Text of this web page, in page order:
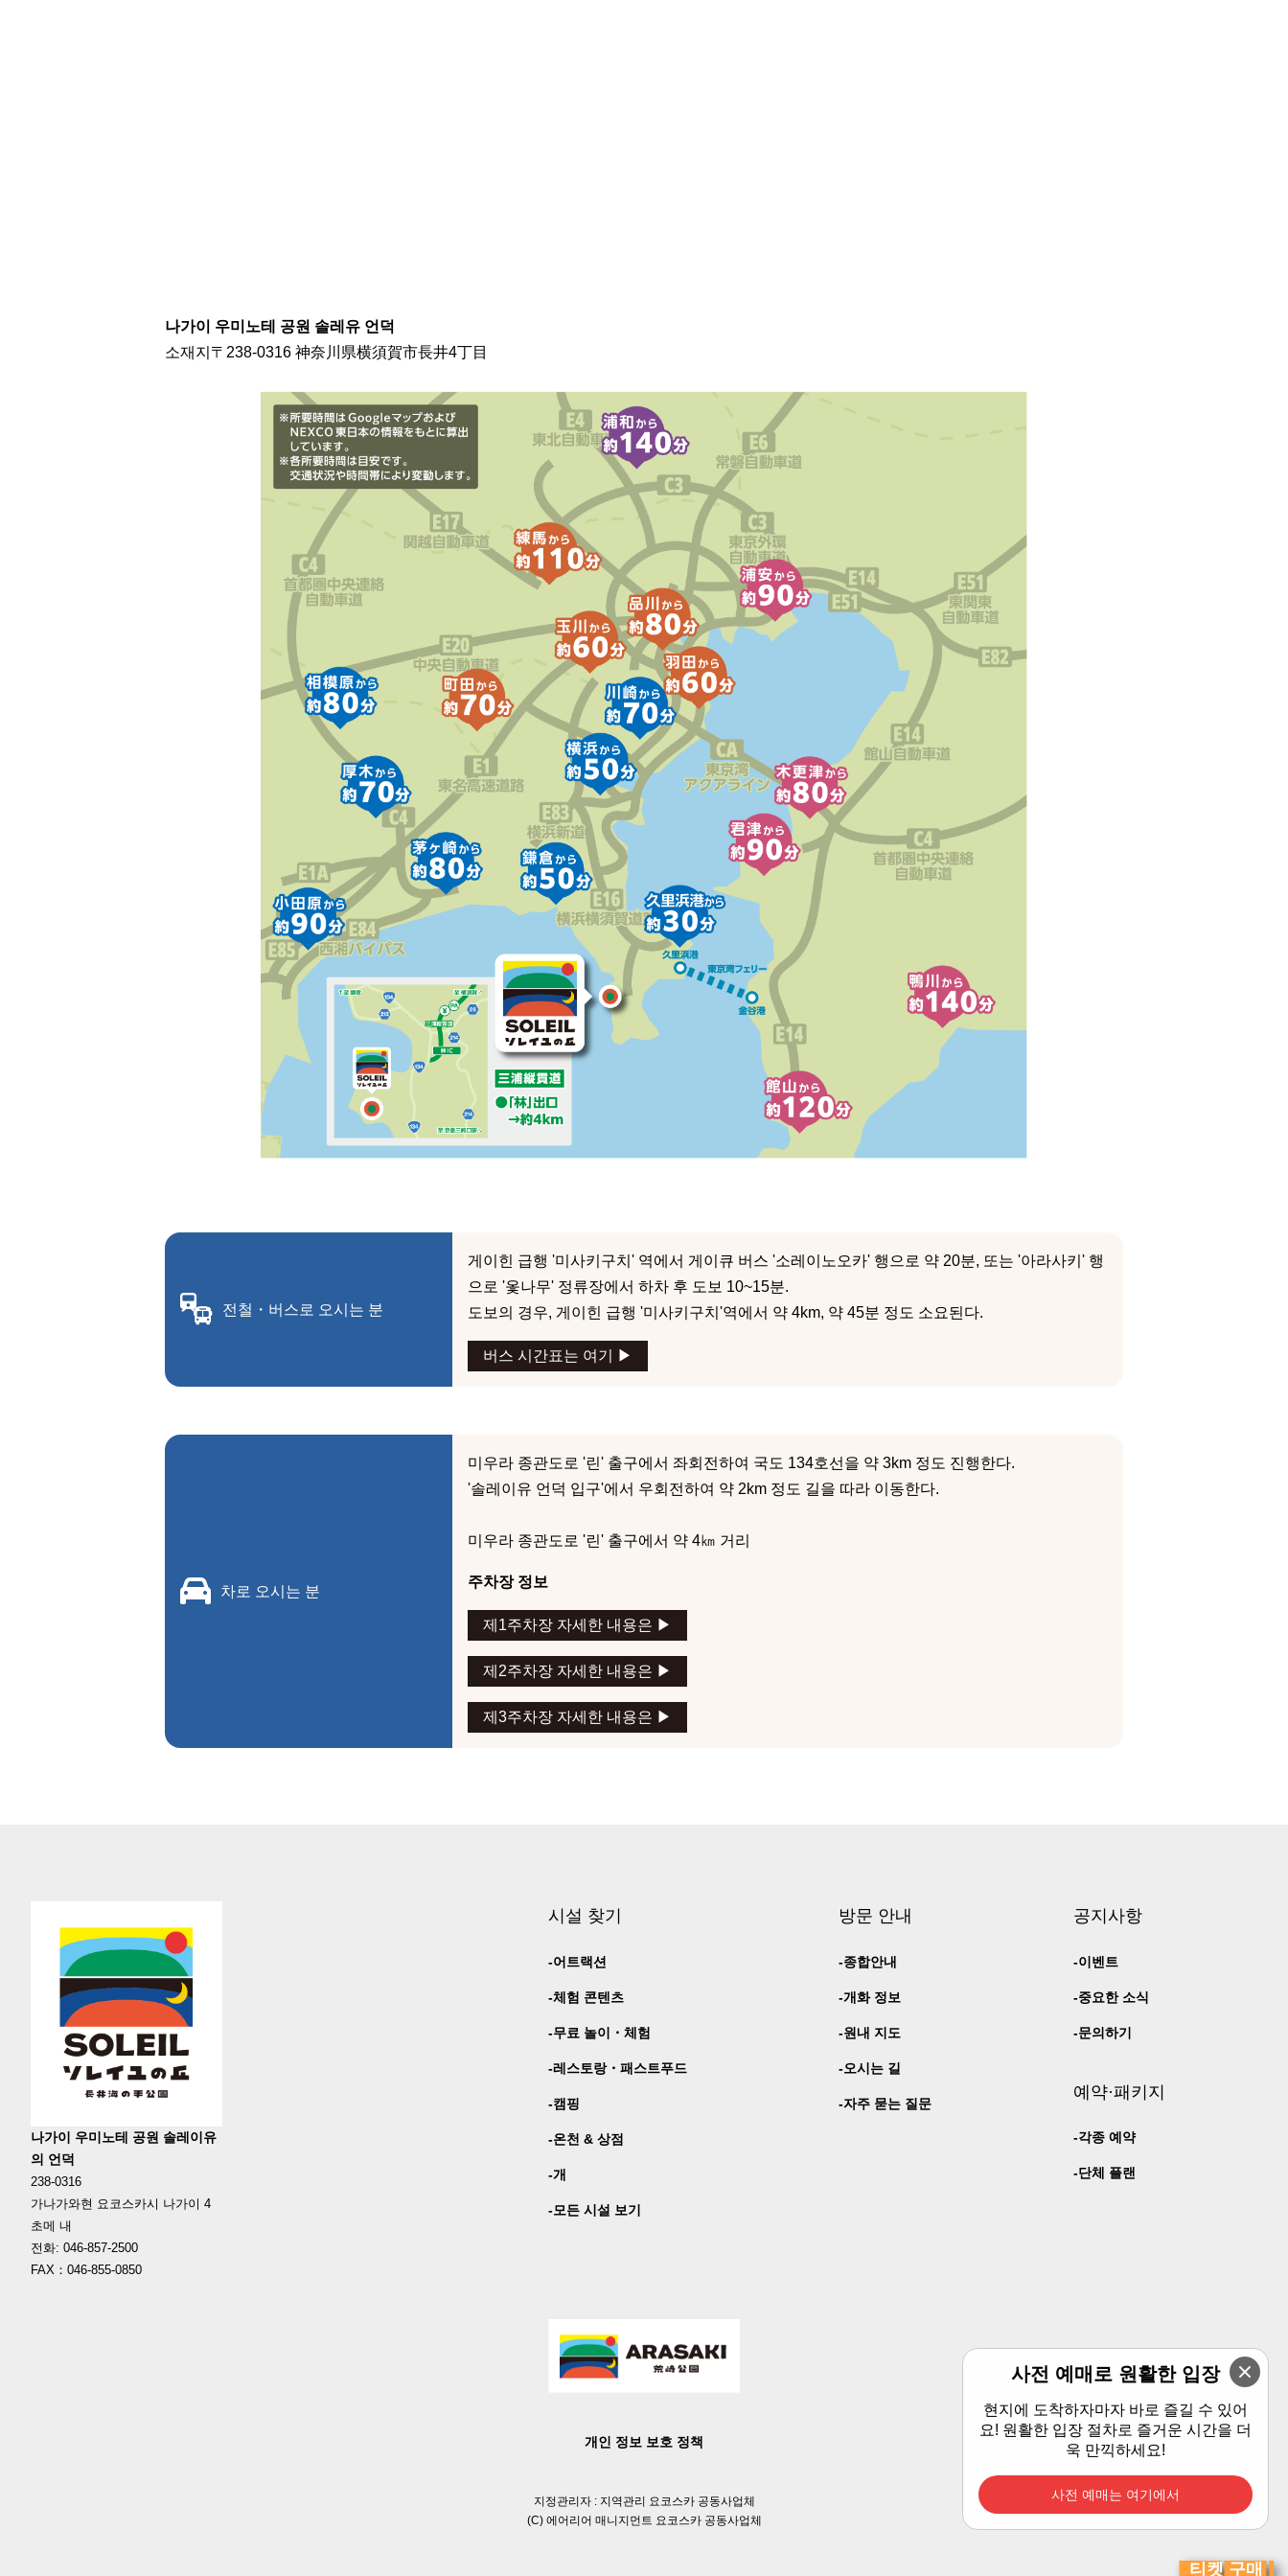
티켓 구매
나가이 우미노테 공원 솔레유 언덕
소재지〒238-0316 神奈川県横須賀市長井4丁目
전철・버스로 오시는 분
게이힌 급행 '미사키구치' 역에서 게이큐 버스 '소레이노오카' 행으로 약 20분, 또는 '아라사키' 행
으로 '옻나무' 정류장에서 하차 후 도보 10~15분.
도보의 경우, 게이힌 급행 '미사키구치'역에서 약 4km, 약 45분 정도 소요된다.
버스 시간표는 여기 ▶︎
차로 오시는 분
미우라 종관도로 '린' 출구에서 좌회전하여 국도 134호선을 약 3km 정도 진행한다.
'솔레이유 언덕 입구'에서 우회전하여 약 2km 정도 길을 따라 이동한다.
미우라 종관도로 '린' 출구에서 약 4㎞ 거리
주차장 정보
제1주차장 자세한 내용은 ▶︎
제2주차장 자세한 내용은 ▶︎
제3주차장 자세한 내용은 ▶︎
나가이 우미노테 공원 솔레이유
의 언덕
238-0316
가나가와현 요코스카시 나가이 4
초메 내
전화: 046-857-2500
FAX：046-855-0850
시설 찾기
어트랙션
체험 콘텐츠
무료 놀이・ 체험
레스토랑・ 패스트푸드
캠핑
온천 & 상점
개
모든 시설 보기
방문 안내
종합안내
개화 정보
원내 지도
오시는 길
자주 묻는 질문
공지사항
이벤트
중요한 소식
문의하기
예약·패키지
각종 예약
단체 플랜
개인 정보 보호 정책
지정관리자 : 지역관리 요코스카 공동사업체
(C) 에어리어 매니지먼트 요코스카 공동사업체
사전 예매로 원활한 입장
현지에 도착하자마자 바로 즐길 수 있어
요! 원활한 입장 절차로 즐거운 시간을 더
욱 만끽하세요!
사전 예매는 여기에서